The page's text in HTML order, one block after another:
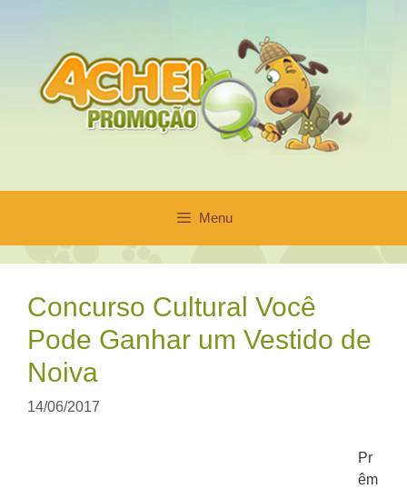
conteúdo
Menu
Concurso Cultural Você
Pode Ganhar um Vestido de
Noiva
14/06/2017
Pr
êm